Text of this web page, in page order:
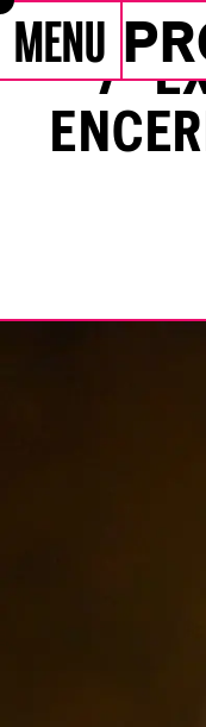
Pular para conteúdo
MENU7º